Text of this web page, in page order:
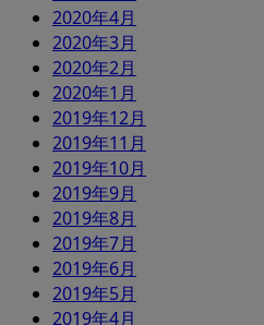
2020年4月
2020年3月
2020年2月
2020年1月
2019年12月
2019年11月
2019年10月
2019年9月
2019年8月
2019年7月
2019年6月
2019年5月
2019年4月